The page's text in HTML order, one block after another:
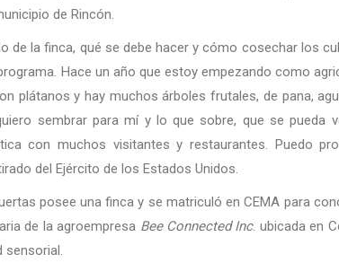
de Rincón.
de la finca, qué se debe hacer y cómo cosechar los
Hace un año que estoy empezando como
plátanos y hay muchos árboles frutales, de pana,
sembrar para mí y lo que sobre, que se pueda
con muchos visitantes y restaurantes. Puedo
del Ejército de los Estados Unidos.
posee una finca y se matriculó en CEMA para
de la agroempresa Bee Connected Inc. ubicada en
sensorial.